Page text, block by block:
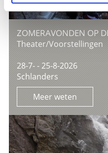
ZOMERAVONDEN OP
Theater/Voorstellingen
28-7- - 25-8-2026
Schlanders
Meer weten